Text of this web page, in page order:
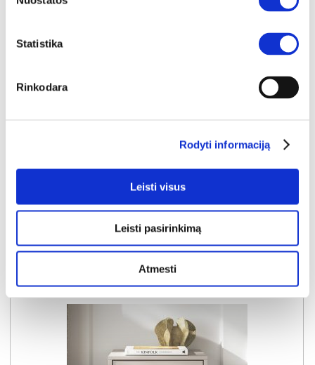
Statistika
Rinkodara
Rodyti informaciją
Leisti visus
Leisti pasirinkimą
Atmesti
NEST naktinių staliukų komplektas (2 vnt.)
129€
Pritaikyta nuolaida
Kaina galioja sandėlyje esančioms prekėms
119€